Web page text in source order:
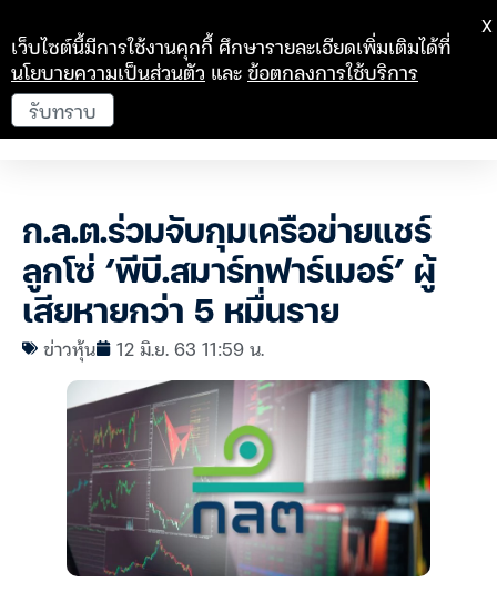
ก.ล.ต.ร่วมจับกุมเครือข่ายแชร์
ลูกโซ่ ‘พีบี.สมาร์ทฟาร์เมอร์’ ผู้
เสียหายกว่า 5 หมื่นราย
ข่าวหุ้น 12 มิ.ย. 63 11:59 น.
เว็บไซต์นี้มีการใช้งานคุกกี้ ศึกษารายละเอียดเพิ่มเติมได้ที่
นโยบายความเป็นส่วนตัว และข้อตกลงการใช้บริการ
รับทราบ
X